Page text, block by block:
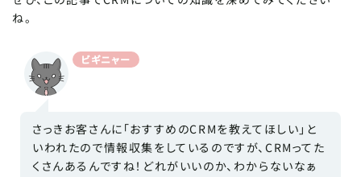
ね。
ビギニャー
さっきお客さんに「おすすめのCRMを教えてほしい」と
いわれたので情報収集をしているのですが、CRMってた
くさんあるんですね！どれがいいのか、わからないなぁ